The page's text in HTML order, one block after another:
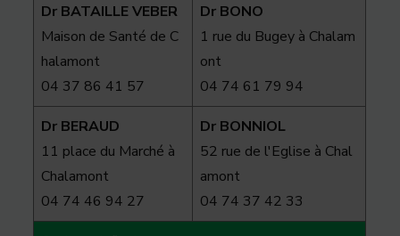
Dr BATAILLE VEBER
Maison de Santé de C
halamont
04 37 86 41 57
Dr BONO
1 rue du Bugey à Chalam
ont
04 74 61 79 94
Dr BERAUD
11 place du Marché à
Chalamont
04 74 46 94 27
Dr BONNIOL
52 rue de l'Eglise à Chal
amont
04 74 37 42 33